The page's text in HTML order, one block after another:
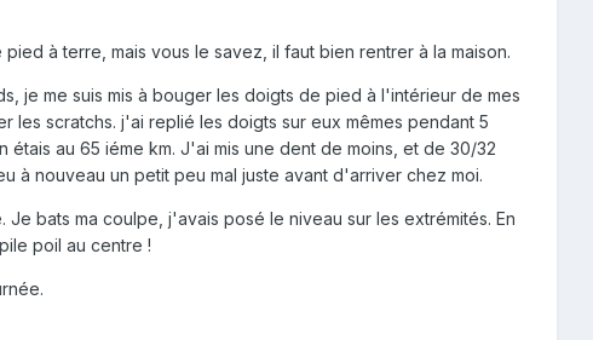
à terre, mais vous le savez, il faut bien rentrer à la maison.
je me suis mis à bouger les doigts de pied à l'intérieur de mes
les scratchs. j'ai replié les doigts sur eux mêmes pendant 5
étais au 65 iéme km. J'ai mis une dent de moins, et de 30/32
à nouveau un petit peu mal juste avant d'arriver chez moi.
bats ma coulpe, j'avais posé le niveau sur les extrémités. En
poil au centre !